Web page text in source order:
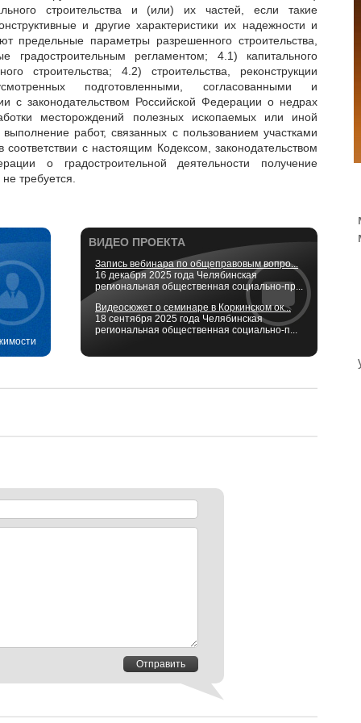
строительства и (или) их частей, если такие
и другие характеристики их надежности и
предельные параметры разрешенного строительства,
градостроительным регламентом; 4.1) капитального
строительства; 4.2) строительства, реконструкции
подготовленными, согласованными и
с законодательством Российской Федерации о недрах
месторождений полезных ископаемых или иной
работ, связанных с пользованием участками
с настоящим Кодексом, законодательством
о градостроительной деятельности получение
требуется.
ВИДЕО ПРОЕКТА
Запись вебинара по общеправовым вопро...
16 декабря 2025 года Челябинская
региональная общественная социально-пр...
Видеосюжет о семинаре в Коркинском ок...
18 сентября 2025 года Челябинская
региональная общественная социально-п...
Отправить